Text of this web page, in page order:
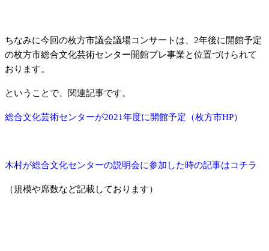
ちなみに今回の枚方市議会議場コンサートは、2年後に開館予定
の枚方市総合文化芸術センター開館プレ事業と位置づけられて
おります。
ということで、関連記事です。
総合文化芸術センターが2021年度に開館予定（枚方市HP）
木村が総合文化センターの説明会に参加した時の記事はコチラ
（規模や席数など記載しております）